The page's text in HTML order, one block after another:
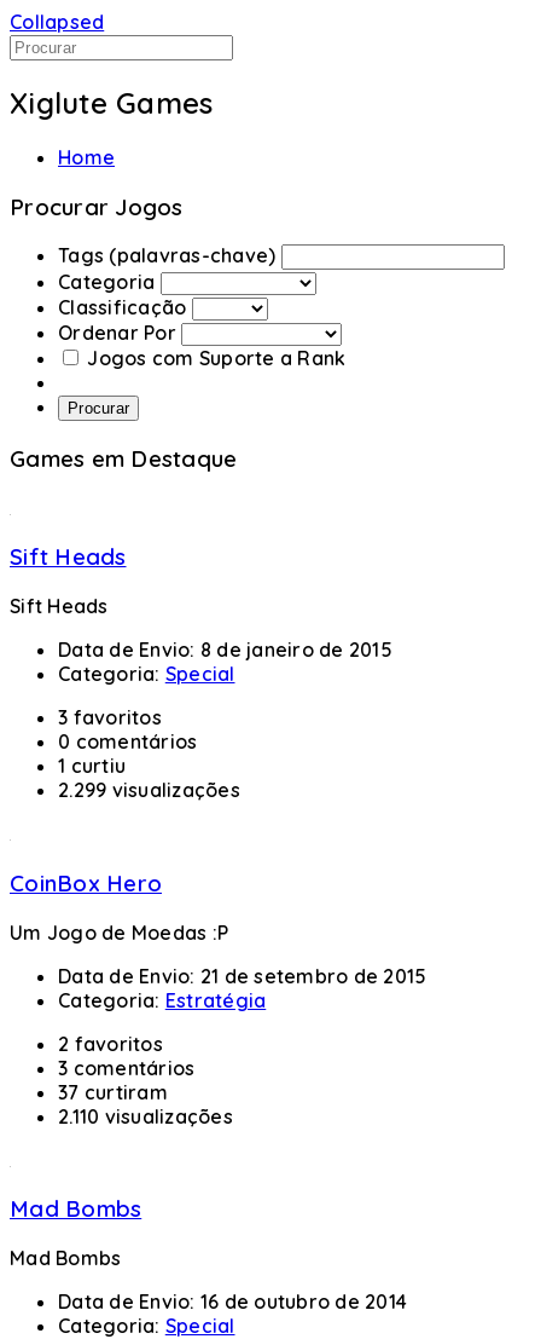
Collapsed
Xiglute Games
Home
Procurar Jogos
Tags (palavras-chave)
Categoria
Classificação
Ordenar Por
Jogos com Suporte a Rank
Procurar
Games em Destaque
Sift Heads
Sift Heads
Data de Envio: 8 de janeiro de 2015
Categoria: Special
3 favoritos
0 comentários
1 curtiu
2.299 visualizações
CoinBox Hero
Um Jogo de Moedas :P
Data de Envio: 21 de setembro de 2015
Categoria: Estratégia
2 favoritos
3 comentários
37 curtiram
2.110 visualizações
Mad Bombs
Mad Bombs
Data de Envio: 16 de outubro de 2014
Categoria: Special